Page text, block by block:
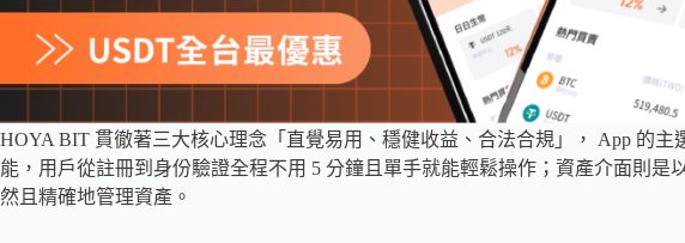
HOYA BIT 貫徹著三大核心理念「直覺易用、穩健收益、合法合規」， App 的主
能，用戶從註冊到身份驗證全程不用 5 分鐘且單手就能輕鬆操作；資產介面則是
然且精確地管理資產。